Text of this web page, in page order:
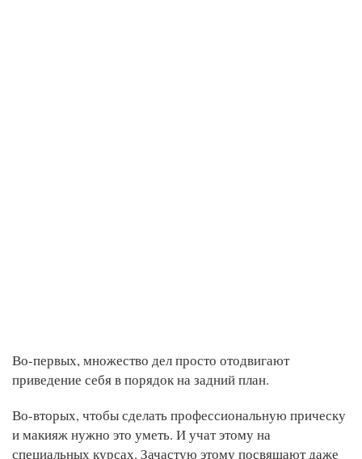
Во-первых, множество дел просто отодвигают
приведение себя в порядок на задний план.
Во-вторых, чтобы сделать профессиональную прическу
и макияж нужно это уметь. И учат этому на
специальных курсах. Зачастую этому посвящают даже